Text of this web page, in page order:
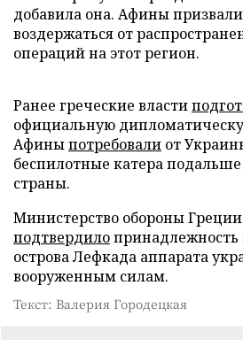
добавила она. Афины
воздержаться от
операций на этот регион.
Ранее греческие власти
официальную
Афиныпотребовали от
беспилотные катера
страны.
Министерство обороны
подтвердилопринадлежность
острова Лефкада аппарата
вооруженным силам.
Текст: Валерия Городецкая